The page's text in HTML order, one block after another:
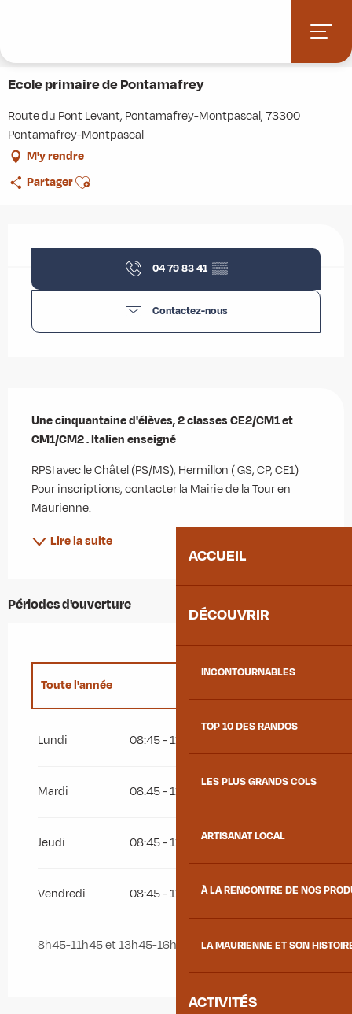
principal
ACCUEIL
DÉCOUVRIR
INCONTOURNABLES
TOP 10 DES RANDOS
LES PLUS GRANDS COLS
ARTISANAT LOCAL
À LA RENCONTRE DE NOS
LA MAURIENNE ET SON
ACTIVITÉS
Ecole primaire de Pontamafrey
Route du Pont Levant, Pontamafrey-Montpascal, 73300
Pontamafrey-Montpascal
M'y rendre
PartagerAjouter aux favoris
04 79 83 41 ▒▒
Contactez-nous
Une cinquantaine d'élèves, 2 classes CE2/CM1 et
CM1/CM2 . Italien enseigné
RPSI avec le Châtel (PS/MS), Hermillon ( GS, CP, CE1)
Pour inscriptions, contacter la Mairie de la Tour en
Maurienne.
Lire la suite
Périodes d'ouverture
Toute l'année
24 septembre 2027
Lundi 08:45 - 11:45
Mardi 08:45 - 11:45
Jeudi 08:45 - 11:45 13:45 - 16:45
Vendredi 08:45 - 11:45 13:45 - 16:45
8h45-11h45 et 13h45-16h45